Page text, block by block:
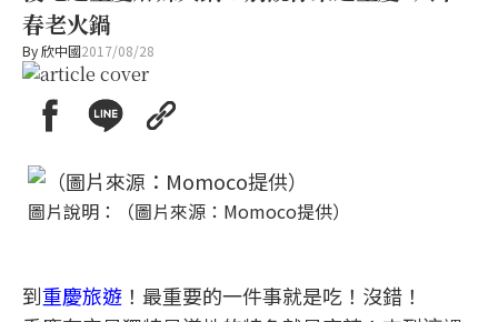
春老火鍋
By欣中國2017/08/28
圖片說明：（圖片來源：Momoco提供）
到重慶旅遊 ！最重要的一件事就是吃！沒錯！